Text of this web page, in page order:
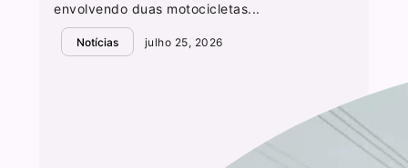
envolvendo duas motocicletas...
Notícias julho 25, 2026